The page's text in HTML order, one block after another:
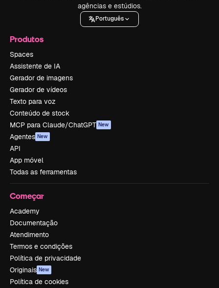
agências e estúdios.
Português
Produtos
Spaces
Assistente de IA
Gerador de imagens
Gerador de vídeos
Texto para voz
Conteúdo de stock
MCP para Claude/ChatGPT New
Agentes New
API
App móvel
Todas as ferramentas
Começar
Academy
Documentação
Atendimento
Termos e condições
Política de privacidade
Originais New
Política de cookies